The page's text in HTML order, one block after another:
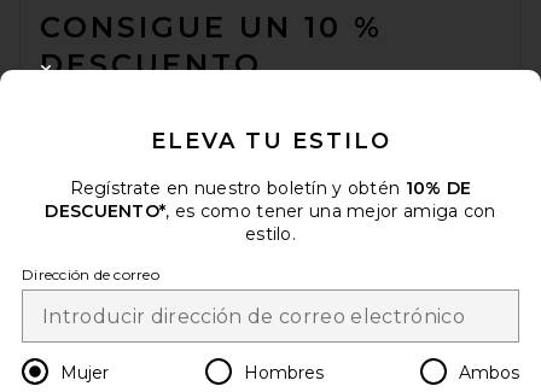
CONSIGUE UN 10 %
DESCUENTO
electrónico. Puede retirarse en cualquier momento.
Email Address
Change Country Regions
es USD
ELEVA TU ESTILO
Regístrate en nuestro boletín y obtén 10% DE
DESCUENTO*, es como tener una mejor amiga con
estilo.
Dirección de correo
Mujer Hombres Ambos